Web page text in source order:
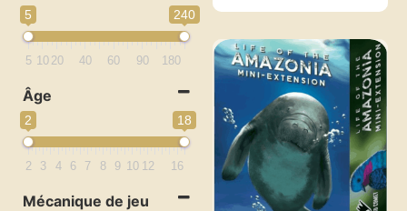
5 240
5 10 20 40 60 90 180
Âge
2 18
2 3 4 6 7 8 9 10 12 16
Mécanique de jeu